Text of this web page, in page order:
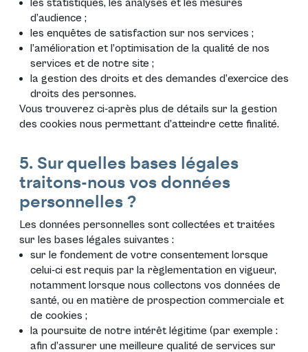
les statistiques, les analyses et les mesures
d’audience ;
les enquêtes de satisfaction sur nos services ;
l’amélioration et l’optimisation de la qualité de nos
services et de notre site ;
la gestion des droits et des demandes d’exercice des
droits des personnes.
Vous trouverez ci-après plus de détails sur la gestion
des cookies nous permettant d’atteindre cette finalité.
5. Sur quelles bases légales
traitons-nous vos données
personnelles ?
Les données personnelles sont collectées et traitées
sur les bases légales suivantes :
sur le fondement de votre consentement lorsque
celui-ci est requis par la règlementation en vigueur,
notamment lorsque nous collectons vos données de
santé, ou en matière de prospection commerciale et
de cookies ;
la poursuite de notre intérêt légitime (par exemple :
afin d’assurer une meilleure qualité de services sur